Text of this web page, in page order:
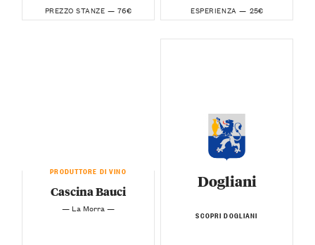
PREZZO STANZE — 76€ ESPERIENZA — 25€
PRODUTTORE DI VINO
Cascina Bauci
— La Morra —
Dogliani
SCOPRI DOGLIANI